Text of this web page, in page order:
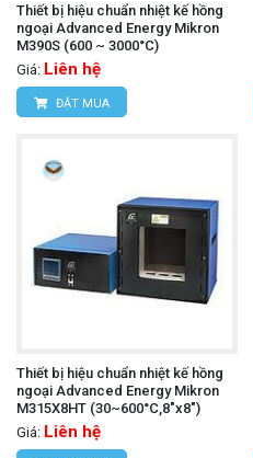
Thiết bị hiệu chuẩn nhiệt kế hồng
ngoại Advanced Energy Mikron
M390S (600 ~ 3000°C)
Giá: Liên hệ
ĐẶT MUA
Thiết bị hiệu chuẩn nhiệt kế hồng
ngoại Advanced Energy Mikron
M315X8HT (30~600°C,8"x8")
Giá: Liên hệ